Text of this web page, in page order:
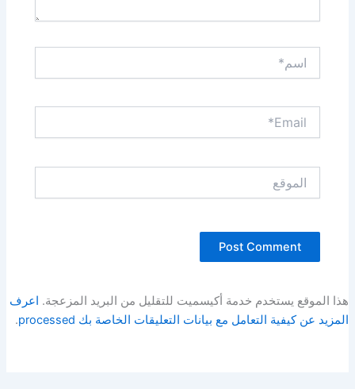
هذا الموقع يستخدم خدمة أكيسميت للتقليل من البريد المزعجة. اعرف
المزيد عن كيفية التعامل مع بيانات التعليقات الخاصة بك processed
.